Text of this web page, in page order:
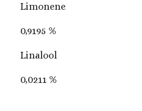
Limonene
0,9195 %
Linalool
0,0211 %